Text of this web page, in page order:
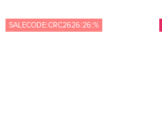
SALECODE:CRC2626:26:%